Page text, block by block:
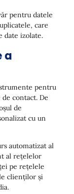
pentru datele
care
date izolate.
a
pentru
contact. De
de
cu un
automatizat al
al rețelelor
pe rețelele
clienților și